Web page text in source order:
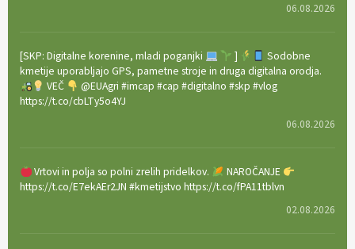
06.08.2026
[SKP: Digitalne korenine, mladi poganjki ]
Sodobne
kmetije uporabljajo GPS, pametne stroje in druga digitalna orodja.
VEČ
@EUAgri #imcap #cap #digitalno #skp #vlog
https://t.co/cbLTy5o4YJ
06.08.2026
Vrtovi in polja so polni zrelih pridelkov.
NAROČANJE
https://t.co/E7ekAEr2JN #kmetijstvo https://t.co/fPA11tblvn
02.08.2026